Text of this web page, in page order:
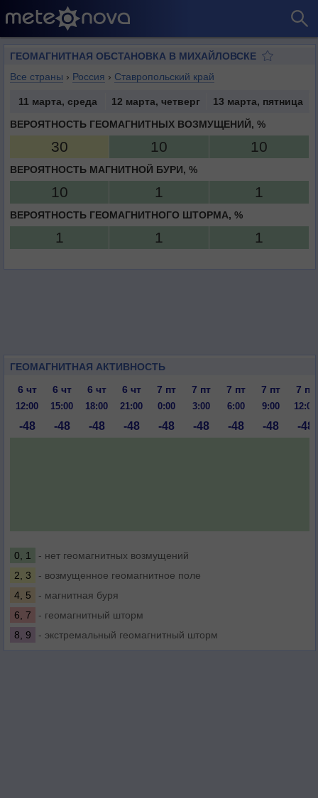
ГЕОМАГНИТНАЯ ОБСТАНОВКА В МИХАЙЛОВСКЕ
Все страны › Россия › Ставропольский край
11 марта, среда 12 марта, четверг
13 марта, пятница
ВЕРОЯТНОСТЬ ГЕОМАГНИТНЫХ ВОЗМУЩЕНИЙ, %
30 10 10
ВЕРОЯТНОСТЬ МАГНИТНОЙ БУРИ, %
10 1 1
ВЕРОЯТНОСТЬ ГЕОМАГНИТНОГО ШТОРМА, %
1 1 1
ГЕОМАГНИТНАЯ АКТИВНОСТЬ
6 чт
6 чт 6 чт 6 чт 7 пт 7 пт 7 пт 7 пт 7 пт
12:00 15:00 18:00 21:00 0:00 3:00 6:00 9:00 12:00
-48 -48 -48 -48 -48 -48 -48 -48 -48
0, 1
- нет геомагнитных возмущений
2, 3
- возмущенное геомагнитное поле
4, 5
- магнитная буря
6, 7
- геомагнитный шторм
8, 9
- экстремальный геомагнитный шторм